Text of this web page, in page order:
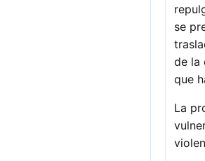
se
de la
que
La